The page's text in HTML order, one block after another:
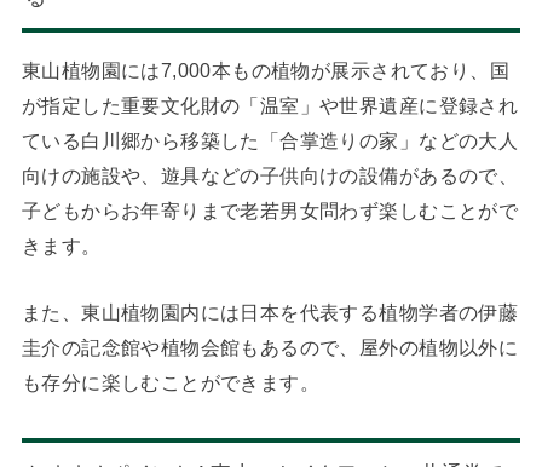
東山植物園には7,000本もの植物が展示されており、国
が指定した重要文化財の「温室」や世界遺産に登録され
ている白川郷から移築した「合掌造りの家」などの大人
向けの施設や、遊具などの子供向けの設備があるので、
子どもからお年寄りまで老若男女問わず楽しむことがで
きます。
また、東山植物園内には日本を代表する植物学者の伊藤
圭介の記念館や植物会館もあるので、屋外の植物以外に
も存分に楽しむことができます。